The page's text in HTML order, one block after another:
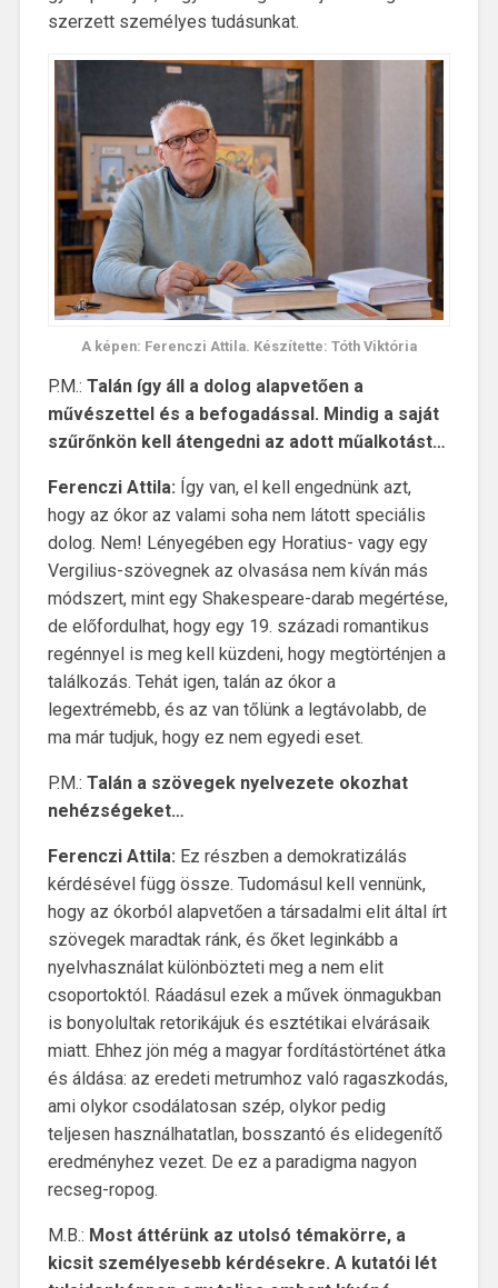
szerzett személyes tudásunkat.
A képen: Ferenczi Attila. Készítette: Tóth Viktória
P.M.: Talán így áll a dolog alapvetően a
művészettel és a befogadással. Mindig a saját
szűrőnkön kell átengedni az adott műalkotást…
Ferenczi Attila: Így van, el kell engednünk azt,
hogy az ókor az valami soha nem látott speciális
dolog. Nem! Lényegében egy Horatius- vagy egy
Vergilius-szövegnek az olvasása nem kíván más
módszert, mint egy Shakespeare-darab megértése,
de előfordulhat, hogy egy 19. századi romantikus
regénnyel is meg kell küzdeni, hogy megtörténjen a
találkozás. Tehát igen, talán az ókor a
legextrémebb, és az van tőlünk a legtávolabb, de
ma már tudjuk, hogy ez nem egyedi eset.
P.M.: Talán a szövegek nyelvezete okozhat
nehézségeket…
Ferenczi Attila: Ez részben a demokratizálás
kérdésével függ össze. Tudomásul kell vennünk,
hogy az ókorból alapvetően a társadalmi elit által írt
szövegek maradtak ránk, és őket leginkább a
nyelvhasználat különbözteti meg a nem elit
csoportoktól. Ráadásul ezek a művek önmagukban
is bonyolultak retorikájuk és esztétikai elvárásaik
miatt. Ehhez jön még a magyar fordítástörténet átka
és áldása: az eredeti metrumhoz való ragaszkodás,
ami olykor csodálatosan szép, olykor pedig
teljesen használhatatlan, bosszantó és elidegenítő
eredményhez vezet. De ez a paradigma nagyon
recseg-ropog.
M.B.: Most áttérünk az utolsó témakörre, a
kicsit személyesebb kérdésekre. A kutatói lét